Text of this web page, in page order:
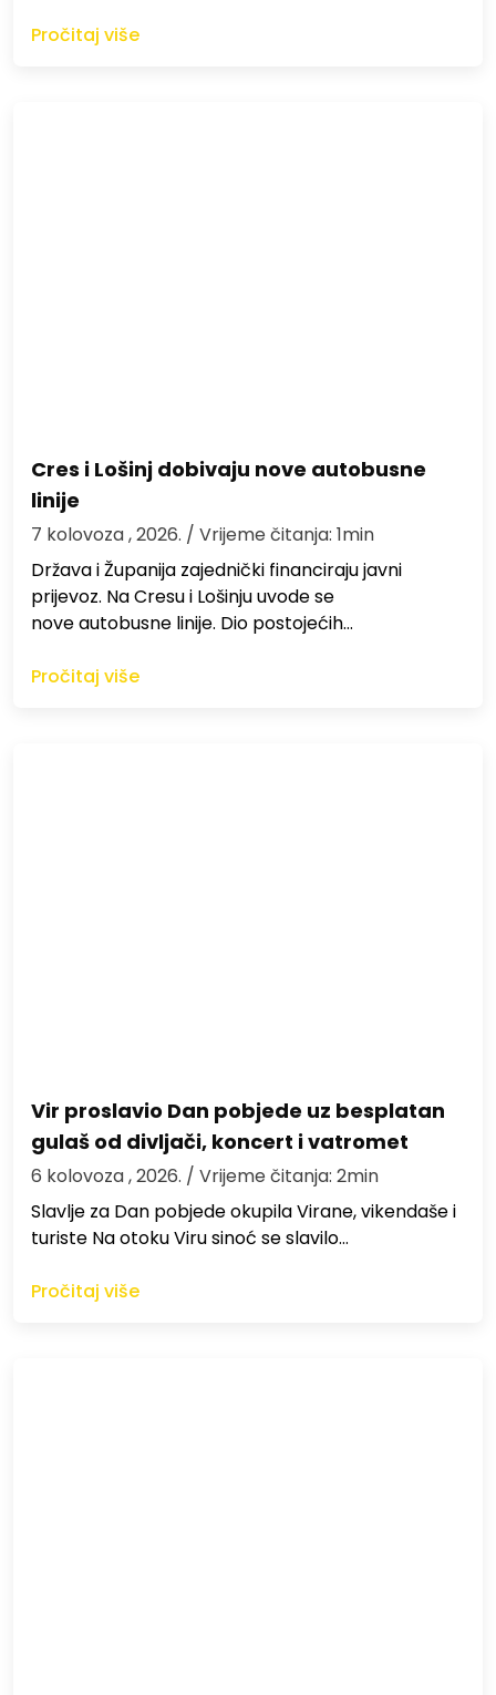
Pročitaj više
Cres i Lošinj dobivaju nove autobusne
linije
7 kolovoza , 2026. / Vrijeme čitanja: 1min
Država i Županija zajednički financiraju javni
prijevoz. Na Cresu i Lošinju uvode se
nove autobusne linije. Dio postojećih…
Pročitaj više
Vir proslavio Dan pobjede uz besplatan
gulaš od divljači, koncert i vatromet
6 kolovoza , 2026. / Vrijeme čitanja: 2min
Slavlje za Dan pobjede okupila Virane, vikendaše i
turiste Na otoku Viru sinoć se slavilo…
Pročitaj više